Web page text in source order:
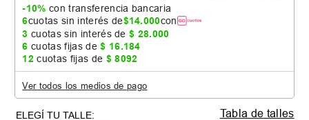
-10% con transferencia bancaria
6cuotas sin interés de$14.000con
3 cuotas sin interés de$ 28.000
6 cuotas fijas de$ 16.184
12 cuotas fijas de $ 8092
Ver todos los medios de pago
Tabla de talles